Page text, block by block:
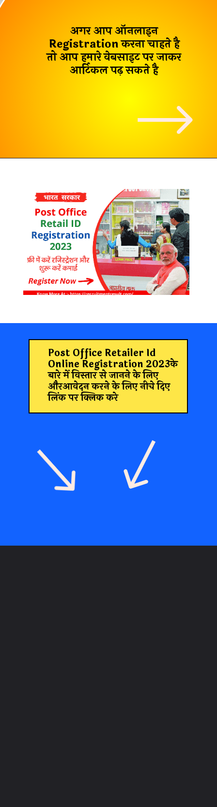
अगर आप ऑनलाइन
Registrationकरना चाहते है
तो आप हमारे वेबसाइट पर जाकर
आर्टिकल पढ़ सकते है
Post Office Retailer Id
Online Registration 2023के
बारे में विस्तार से जानने के लिए
औरआवेदन करने के लिए नीचे दिए
लिंक पर क्लिक करे